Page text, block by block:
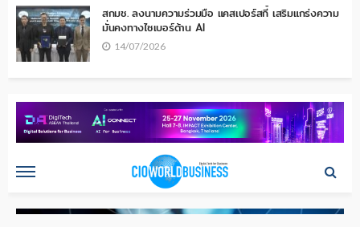
สกมช. ลงนามความร่วมมือ แคสเปอร์สกี้ เสริมแกร่งความ
มั่นคงทางไซเบอร์ด้าน AI
14/07/2026